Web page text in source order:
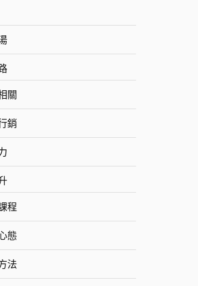
關
銷
程
態
法